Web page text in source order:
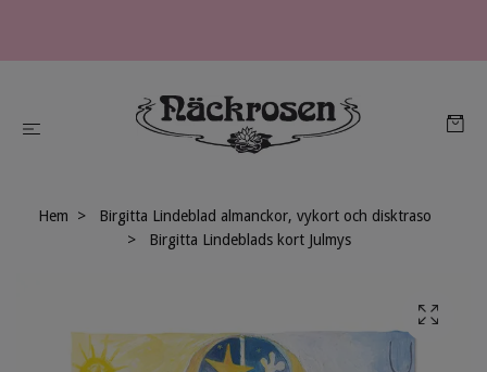
Hem
Birgitta Lindeblad almanckor, vykort och disktraso
Birgitta Lindeblads kort Julmys